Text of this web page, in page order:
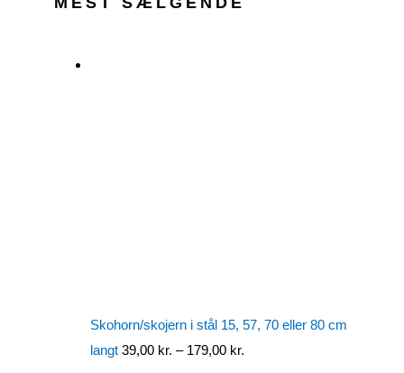
Skohorn/skojern i stål 15, 57, 70 eller 80 cm
langt 39,00 kr. – 179,00 kr.